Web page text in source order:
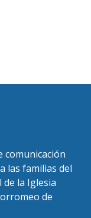
comunicación
las familias del
la Iglesia
de